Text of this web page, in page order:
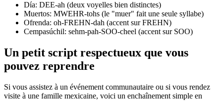
Día: DEE-ah (deux voyelles bien distinctes)
Muertos: MWEHR-tohs (le "muer" fait une seule syllabe)
Ofrenda: oh-FREHN-dah (accent sur FREHN)
Cempasúchil: sehm-pah-SOO-cheel (accent sur SOO)
Un petit script respectueux que vous
pouvez reprendre
Si vous assistez à un événement communautaire ou si vous rendez
visite à une famille mexicaine, voici un enchaînement simple en